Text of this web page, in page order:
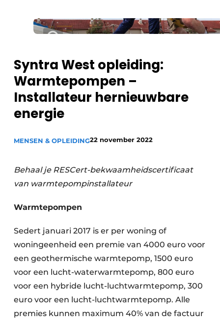
Meest gelezen
Podcasts
Privacy / Cookie statement
Vacature aanmelden
Vacatures
Panelgesprek
HVAC
Sanitair
Binnenklimaat
Ventilatie
Warmtepompen
Syntra West opleiding:
Warmtepompen –
Installateur hernieuwbare
energie
MENSEN & OPLEIDING22 november 2022
Behaal je RESCert-bekwaamheidscertificaat
van warmtepompinstallateur
Warmtepompen
Sedert januari 2017 is er per woning of
woningeenheid een premie van 4000 euro voor
een geothermische warmtepomp, 1500 euro
voor een lucht-waterwarmtepomp, 800 euro
voor een hybride lucht-luchtwarmtepomp, 300
euro voor een lucht-luchtwarmtepomp. Alle
premies kunnen maximum 40% van de factuur